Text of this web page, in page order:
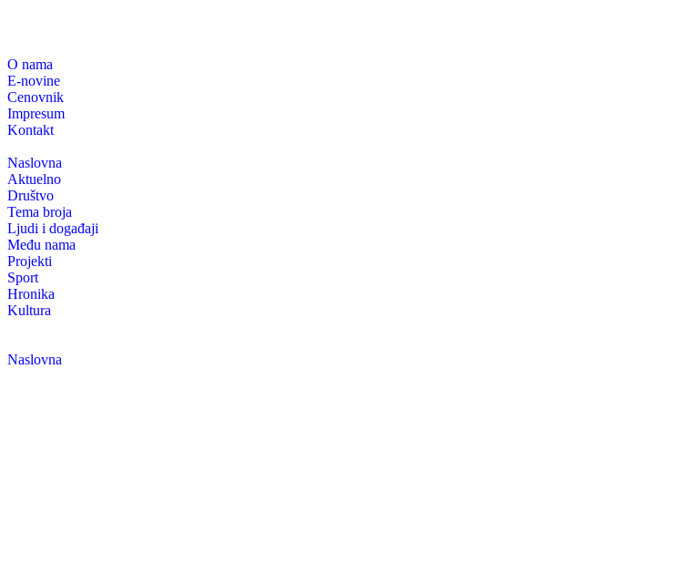
O nama
E-novine
Cenovnik
Impresum
Kontakt
Naslovna
Aktuelno
Društvo
Tema broja
Ljudi i događaji
Među nama
Projekti
Sport
Hronika
Kultura
Naslovna